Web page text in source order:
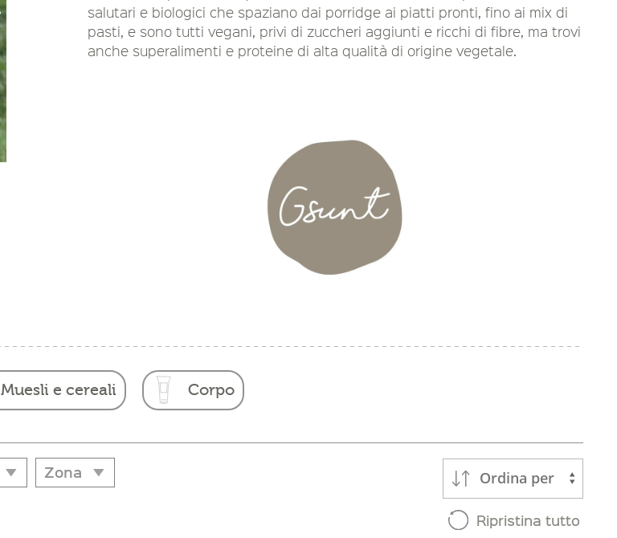
salutari e biologici che spaziano dai porridge ai piatti pronti, fino ai mix di
pasti, e sono tutti vegani, privi di zuccheri aggiunti e ricchi di fibre, ma trovi
anche superalimenti e proteine di alta qualità di origine vegetale.
Muesli e cereali Corpo
Ordina per
Zona
Ripristina tutto